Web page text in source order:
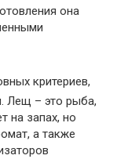
она
критериев,
Лещ – это рыба,
на запах, но
а также